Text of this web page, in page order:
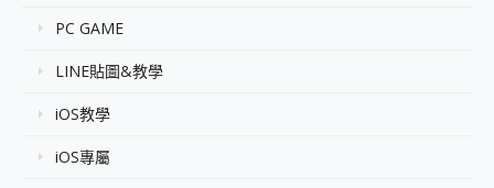
PC GAME
LINE貼圖&教學
iOS教學
iOS專屬